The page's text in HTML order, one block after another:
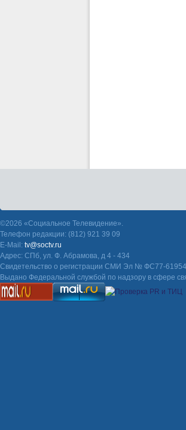
©2026 «Социальное Телевидение».
Телефон редакции: (812) 921 39 09
E-Mail: tv@soctv.ru
Адрес: СПб, ул. Ф. Абрамова, д 4 - 434
Свидетельство о регистрации СМИ Эл № ФС77-
Выдано Федеральной службой по надзору в сфере